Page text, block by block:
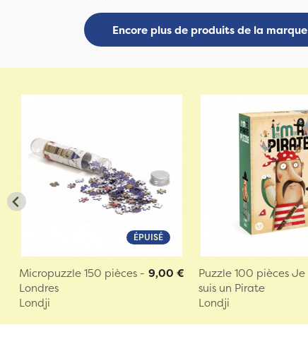
Encore plus de produits de la marque
ÉPUISÉ
Micropuzzle 150 pièces -
Londres
Londji
9,00 €
Puzzle 100 pièces Je
suis un Pirate
Londji